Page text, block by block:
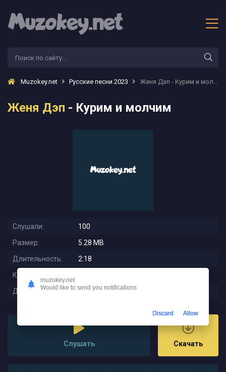
Muzokey.net Русские песни 2023 Женя Дэп - Курим и молчим
Женя Дэп - Курим и молчим
Слушали:
100
Размер:
5.28 MB
Длительность:
2:18
Качество:
Дата релиза:
2024-01-24 07:38:41
Слушать Скачать
muzokey.net
Would like to send you notifications
Discard Allow